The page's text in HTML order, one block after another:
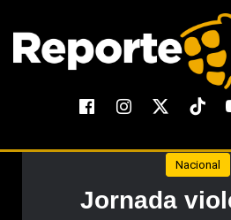
Nacional
Jornada